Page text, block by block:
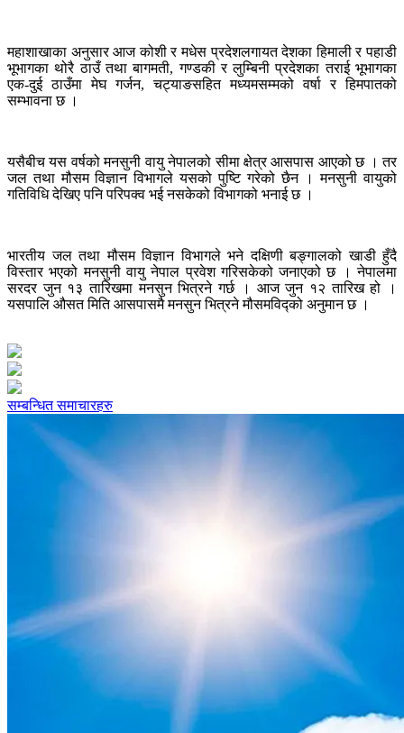
महाशाखाका अनुसार आज कोशी र मधेस प्रदेशलगायत देशका हिमाली र पहाडी
भूभागका थोरै ठाउँ तथा बागमती, गण्डकी र लुम्बिनी प्रदेशका तराई भूभागका
एक-दुई ठाउँमा मेघ गर्जन, चट्याङसहित मध्यमसम्मको वर्षा र हिमपातको
सम्भावना छ ।
यसैबीच यस वर्षको मनसुनी वायु नेपालको सीमा क्षेत्र आसपास आएको छ । तर
जल तथा मौसम विज्ञान विभागले यसको पुष्टि गरेको छैन । मनसुनी वायुको
गतिविधि देखिए पनि परिपक्व भई नसकेको विभागको भनाई छ ।
भारतीय जल तथा मौसम विज्ञान विभागले भने दक्षिणी बङ्गालको खाडी हुँदै
विस्तार भएको मनसुनी वायु नेपाल प्रवेश गरिसकेको जनाएको छ । नेपालमा
सरदर जुन १३ तारिखमा मनसुन भित्रने गर्छ । आज जुन १२ तारिख हो ।
यसपालि औसत मिति आसपासमै मनसुन भित्रने मौसमविद्को अनुमान छ ।
सम्बन्धित समाचारहरु